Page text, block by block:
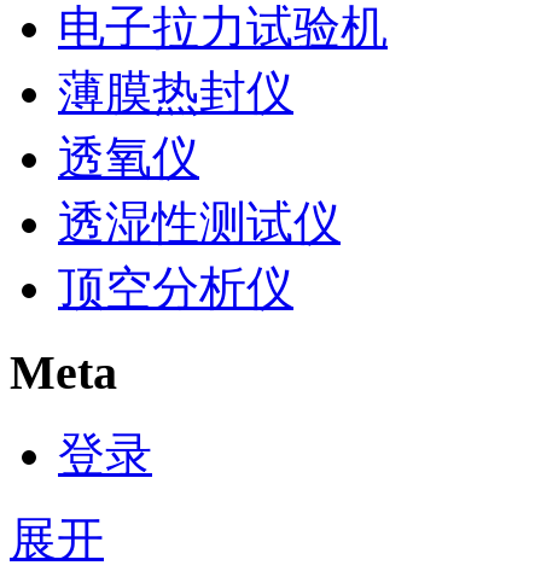
电子拉力试验机
薄膜热封仪
透氧仪
透湿性测试仪
顶空分析仪
Meta
登录
展开